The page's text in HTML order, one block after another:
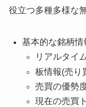
役立つ多種多様な
基本的な銘柄情
リアルタイ
板情報(売り
売買の優勢
現在の売買